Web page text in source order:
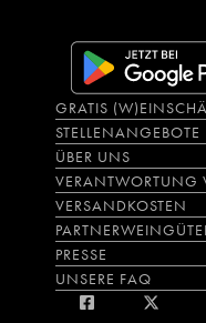
GRATIS
STELLENANGEBOTE
ÜBER UNS
VERANTWORTUNG
VERSANDKOSTEN
PRESSE
UNSERE FAQ